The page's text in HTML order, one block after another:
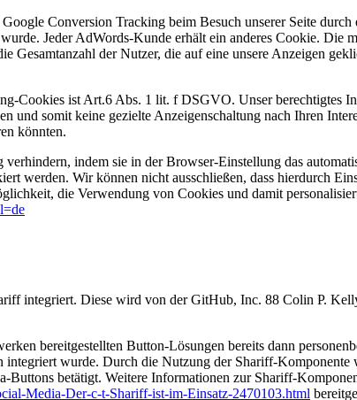
Conversion Tracking beim Besuch unserer Seite
Jeder AdWords-Kunde erhält ein anderes Cookie.
Gesamtanzahl der Nutzer, die auf eine unsere Anzeigen
Cookies ist Art.6 Abs. 1 lit. f DSGVO. Unser berechtigtes
und somit keine gezielte Anzeigenschaltung nach Ihren
könnten.
indem sie in der Browser-Einstellung das
werden. Wir können nicht ausschließen, dass hierdurch
die Verwendung von Cookies und damit
integriert. Diese wird von der GitHub, Inc. 88 Colin P.
bereitgestellten Button-Lösungen bereits dann
wurde. Durch die Nutzung der Shariff-
Buttons betätigt. Weitere Informationen zur Shariff-
Media-Der-c-t-Shariff-ist-im-Einsatz-2470103.html